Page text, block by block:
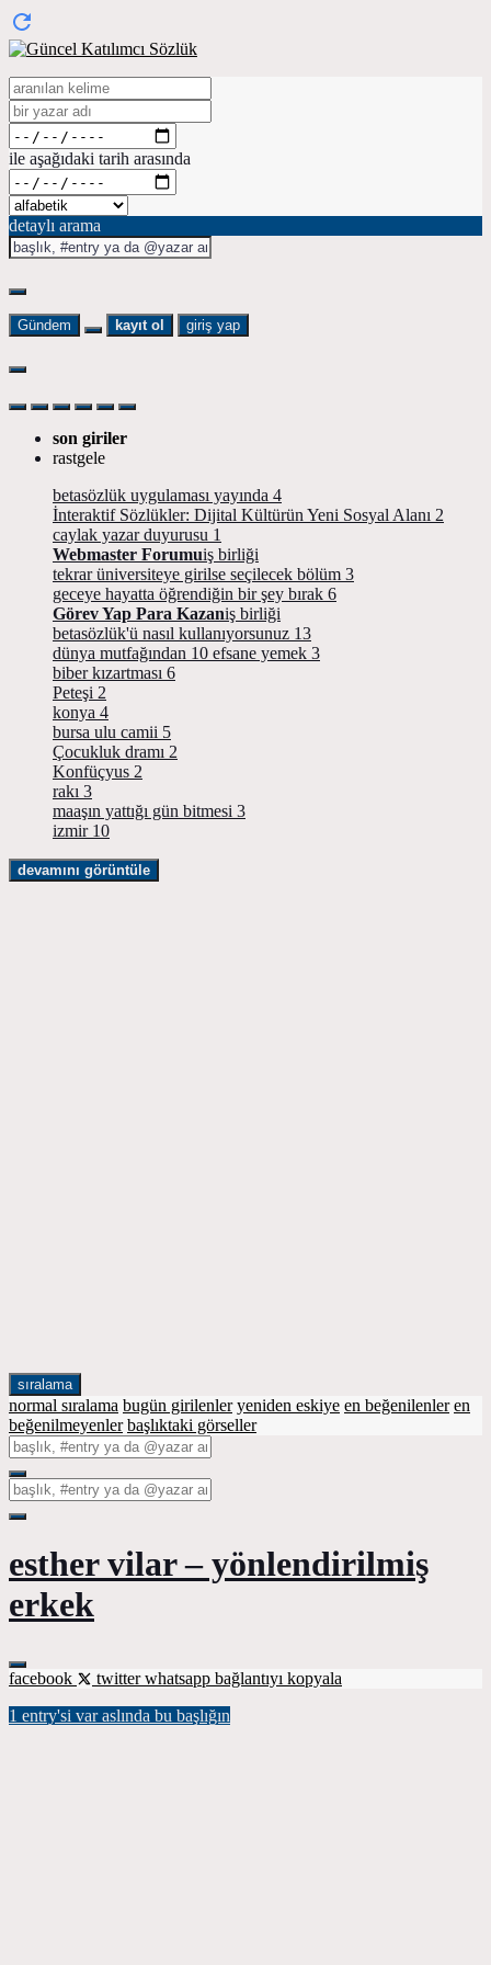
ile aşağıdaki tarih arasında
detaylı arama
Gündem kayıt ol giriş yap
son giriler
rastgele
betasözlük uygulaması yayında 4
İnteraktif Sözlükler: Dijital Kültürün Yeni Sosyal Alanı 2
caylak yazar duyurusu 1
Webmaster Forumuiş birliği
tekrar üniversiteye girilse seçilecek bölüm 3
geceye hayatta öğrendiğin bir şey bırak 6
Görev Yap Para Kazaniş birliği
betasözlük'ü nasıl kullanıyorsunuz 13
dünya mutfağından 10 efsane yemek 3
biber kızartması 6
Peteşi 2
konya 4
bursa ulu camii 5
Çocukluk dramı 2
Konfüçyus 2
rakı 3
maaşın yattığı gün bitmesi 3
izmir 10
devamını görüntüle
sıralama
normal sıralama bugün girilenler yeniden eskiye en beğenilenler en
beğenilmeyenler başlıktaki görseller
esther vilar – yönlendirilmiş
erkek
facebook twitterwhatsapp bağlantıyı kopyala
1 entry'si var aslında bu başlığın